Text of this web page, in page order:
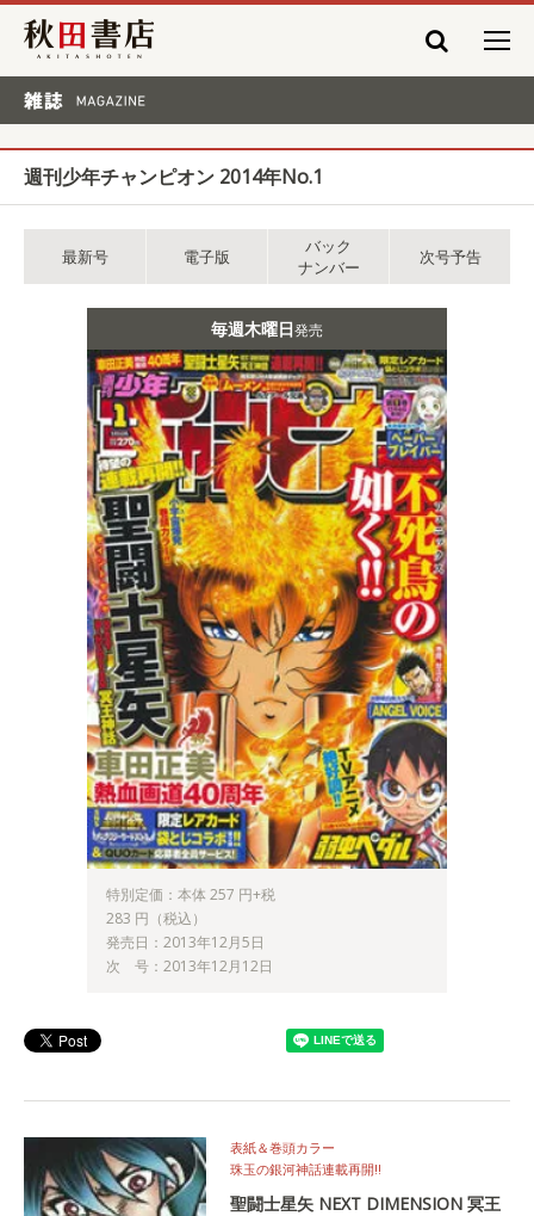
秋田書店
週刊少年チャンピオン 2014年No.1
最新号 電子版
バック
ナンバー
次号予告
毎週木曜日発売
特別定価：本体 257 円+税
283 円（税込）
発売日：2013年12月5日
次 号：2013年12月12日
表紙＆巻頭カラー
珠玉の銀河神話連載再開!!
聖闘士星矢 NEXT DIMENSION 冥王